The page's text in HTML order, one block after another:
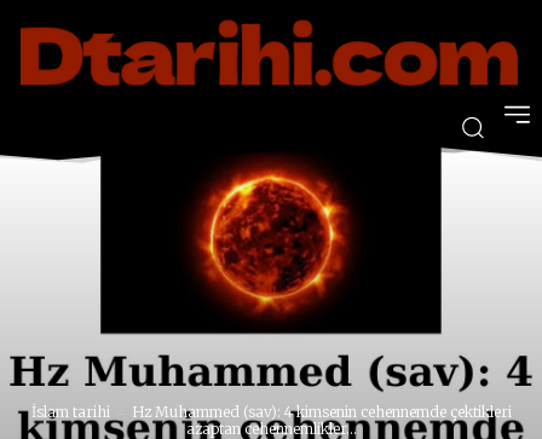
İslam tarihi
Hz Muhammed (sav): 4 kimsenin cehennemde çektikleri
azaptan cehennemlikler...